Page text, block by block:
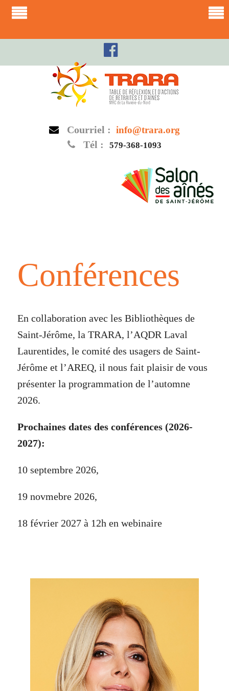
Courriel : info@trara.org
Tél : 579-368-1093
Conférences
En collaboration avec les Bibliothèques de
Saint-Jérôme, la TRARA, l’AQDR Laval
Laurentides, le comité des usagers de Saint-
Jérôme et l’AREQ, il nous fait plaisir de vous
présenter la programmation de l’automne
2026.
Prochaines dates des conférences (2026-
2027):
10 septembre 2026,
19 novmebre 2026,
18 février 2027 à 12h en webinaire